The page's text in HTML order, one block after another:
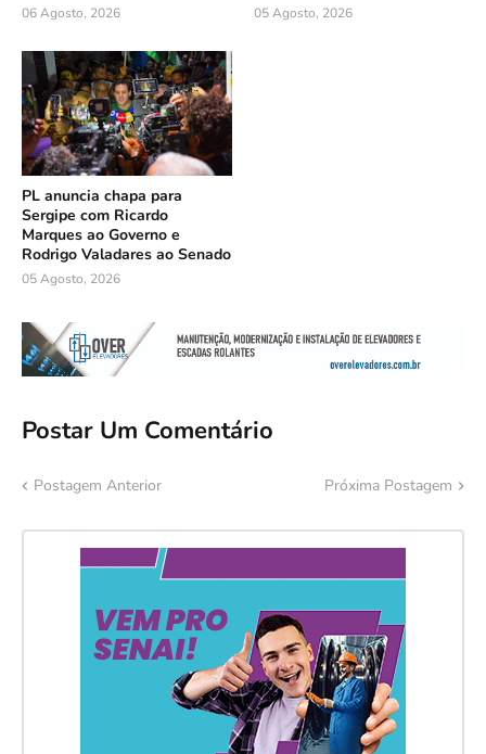
06 Agosto, 2026 05 Agosto, 2026
PL anuncia chapa para
Sergipe com Ricardo
Marques ao Governo e
Rodrigo Valadares ao Senado
05 Agosto, 2026
Postar Um Comentário
Postagem Anterior Próxima Postagem